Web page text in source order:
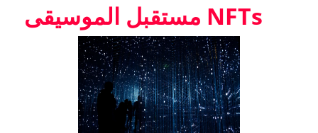
مستقبل الموسيقى NFTs